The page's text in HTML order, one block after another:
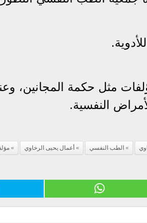
مثل حكمة المجانين،
النفسية.
الطب النفسي أعمال يحيى الرخاوي